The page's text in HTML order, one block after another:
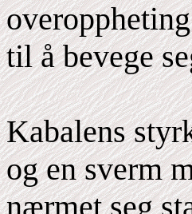
til å bevege
Kabalens
og en sverm
nærmet seg